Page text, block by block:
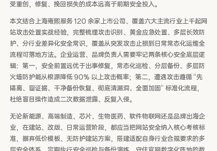
受重创，修复、挽回损失的成本远高于前期安全投入。
本文结合上海雍熙服务 120 余家上市公司、覆盖六大主流行业上千起网
站攻击处置实战经验，完整梳理攻击识别、黄金应急处置、多层长效防
护、分行业差异化安全常识，覆盖从突发攻击止损到日常常态化运维全
流程可落地方法。企业运营、品牌负责人需要牢记两条核心安全底层逻
辑：第一，安全前置远优于出事修复，常态化巡检、分层备份、多层防
火墙防护能从根源降低 90% 以上攻击概率；第二，遭遇攻击遵循 “先
隔离、留证据、干净备份恢复、彻底清漏洞、全面加固” 标准化流程，
杜绝盲目操作造成二次数据泄露、反复入侵。
无论新能源、高端制造、芯片、生物医药、软件物联网还是品牌出海企
业，在建站、改版、日常运营阶段，都应当把网站安全纳入核心考核标
准，摒弃低价模板、无防护建站方案，搭建适配自身行业合规要求的多